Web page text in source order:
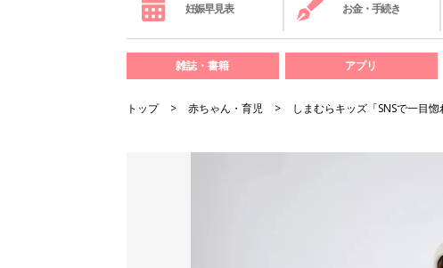
妊娠早見表 お金・手続き
雑誌・書籍 アプリ
トップ 赤ちゃん・育児 しまむらキッズ「SNSで一目